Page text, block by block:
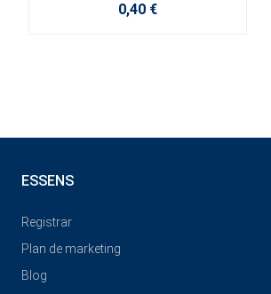
0,40 €
ESSENS
Registrar
Plan de marketing
Blog